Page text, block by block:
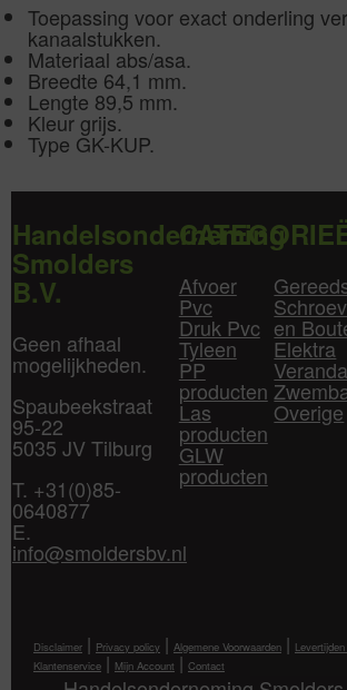
Toepassing voor exact onderling
kanaalstukken.
Materiaal abs/asa.
Breedte 64,1 mm.
Lengte 89,5 mm.
Kleur grijs.
Type GK-KUP.
Handelsonderneming
Smolders
B.V.
Geen afhaal
mogelijkheden.
Spaubeekstraat
95-22
5035 JV Tilburg
T. +31(0)85-
0640877
E.
info@smoldersbv.nl
Afvoer
Pvc
Druk Pvc
Tyleen
PP
producten
Las
producten
GLW
producten
en
Elektra
Overige
Disclaimer | Privacy policy | Algemene Voorwaarden |
Klantenservice | Mijn Account | Contact